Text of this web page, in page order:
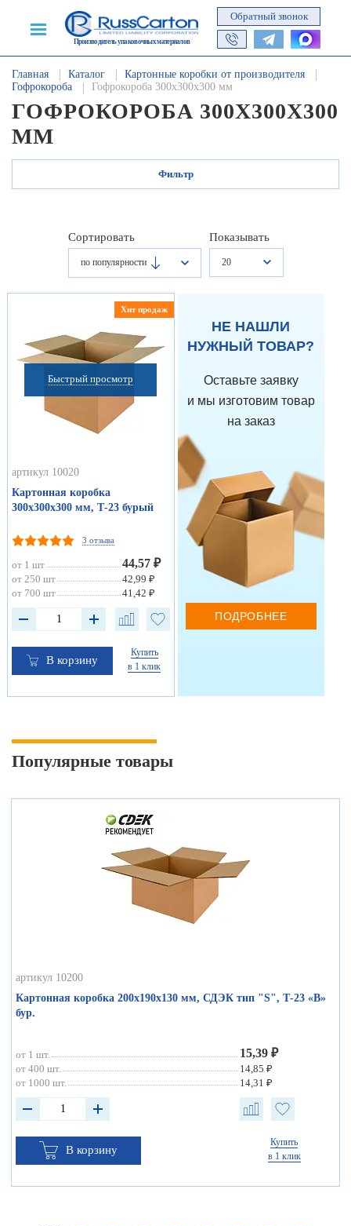
Производитель упаковочных материалов
Обратный звонок
Главная Каталог
Картонные коробки от производителя
Гофрокороба
Гофрокороба 300х300х300 мм
ГОФРОКОРОБА 300Х300Х300
ММ
Фильтр
Сортировать
по популярности
Показывать
20
Быстрый просмотр
Хит продаж
артикул 10020
Картонная коробка
300х300х300 мм, Т-23 бурый
3 отзыва
от 1 шт 44,57 ₽
от 250 шт
42,99 ₽
от 700 шт
41,42 ₽
В корзину
Купить
в 1 клик
НЕ НАШЛИ
НУЖНЫЙ ТОВАР?
Оставьте заявку
и мы изготовим товар
на заказ
ПОДРОБНЕЕ
Популярные товары
артикул 10200
Картонная коробка 200х190х130 мм, СДЭК тип "S", Т-23 «В»
бур.
от 1 шт. 15,39 ₽
от 400 шт.
14,85 ₽
от 1000 шт.
14,31 ₽
В корзину
Купить
в 1 клик